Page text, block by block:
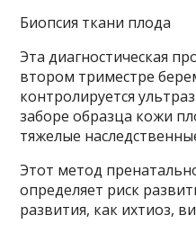
Биопсия ткани плода
Эта диагностическая
втором триместре
контролируется
заборе образца кожи
тяжелые
Этот метод
определяет риск
развития, как ихтиоз,